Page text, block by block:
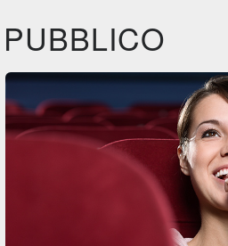
PUBBLICO